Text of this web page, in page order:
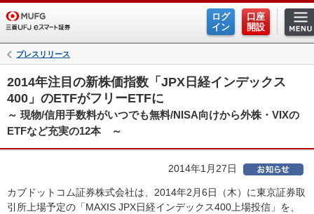
ログ
イン
口座
開設
プレスリリース
2014年注目の新株価指数「JPX日経インデックス
400」のETFがフリーETFに
～ 現物/信用手数料がいつでも無料/NISA向けから外株・VIXの
ETFなど充実の12本 ～
2014年1月27日
カブドットコム証券株式会社は、2014年2月6日（木）に東京証券取
引所上場予定の「MAXIS JPX日経インデックス400上場投信」を、